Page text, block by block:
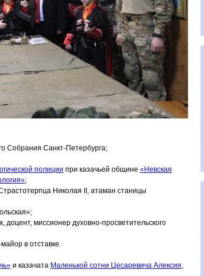
Собрания Санкт-Петербурга;
полиции при казачьей общине «Невская
;
Николая II, атаман станицы
»;
доцент, миссионер духовно-просветительского
в отставке.
и казачата Маленькой сотни Цесаревича Алексия,